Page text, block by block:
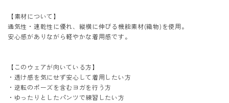
【素材について】
通気性・速乾性に優れ、縦横に伸びる機能素材(織物)を使用。
安心感がありながら軽やかな着用感です。
【このウェアが向いている方】
・透け感を気にせず安心して着用したい方
・逆転のポーズを含むヨガを行う方
・ゆったりとしたパンツで練習したい方